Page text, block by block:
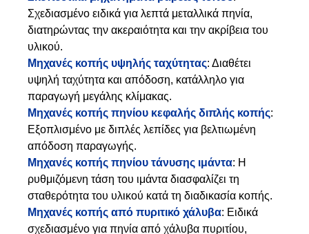
Σχεδιασμένο ειδικά για λεπτά μεταλλικά πηνία,
διατηρώντας την ακεραιότητα και την ακρίβεια του
υλικού.
Μηχανές κοπής υψηλής ταχύτητας: Διαθέτει
υψηλή ταχύτητα και απόδοση, κατάλληλο για
παραγωγή μεγάλης κλίμακας.
Μηχανές κοπής πηνίου κεφαλής διπλής κοπής:
Εξοπλισμένο με διπλές λεπίδες για βελτιωμένη
απόδοση παραγωγής.
Μηχανές κοπής πηνίου τάνυσης ιμάντα: Η
ρυθμιζόμενη τάση του ιμάντα διασφαλίζει τη
σταθερότητα του υλικού κατά τη διαδικασία κοπής.
Μηχανές κοπής από πυριτικό χάλυβα: Ειδικά
σχεδιασμένο για πηνία από χάλυβα πυριτίου,